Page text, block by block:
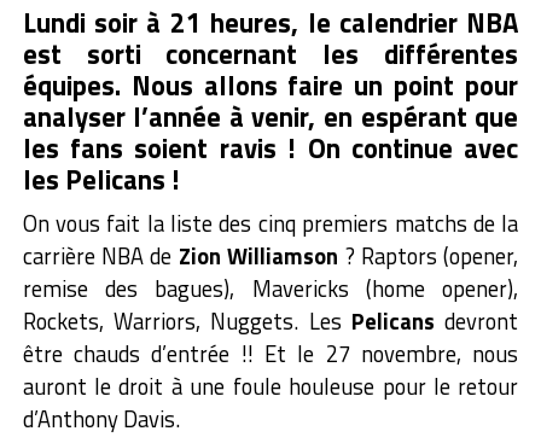
Lundi soir à 21 heures, le calendrier NBA
est sorti concernant les différentes
équipes. Nous allons faire un point pour
analyser l’année à venir, en espérant que
les fans soient ravis ! On continue avec
les Pelicans !
On vous fait la liste des cinq premiers matchs de la
carrière NBA de Zion Williamson ? Raptors (opener,
remise des bagues), Mavericks (home opener),
Rockets, Warriors, Nuggets. Les Pelicans devront
être chauds d’entrée !! Et le 27 novembre, nous
auront le droit à une foule houleuse pour le retour
d’Anthony Davis.